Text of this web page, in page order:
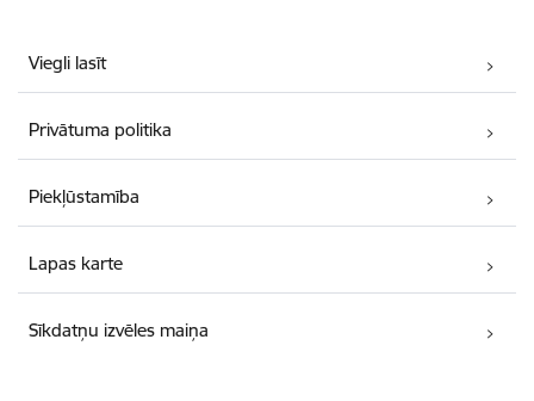
Viegli lasīt
Privātuma politika
Piekļūstamība
Lapas karte
Sīkdatņu izvēles maiņa